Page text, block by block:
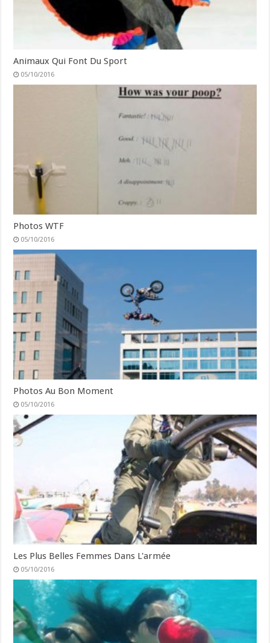
Animaux Qui Font Du Sport
05/10/2016
Photos WTF
05/10/2016
Photos Au Bon Moment
05/10/2016
Les Plus Belles Femmes Dans L'armée
05/10/2016